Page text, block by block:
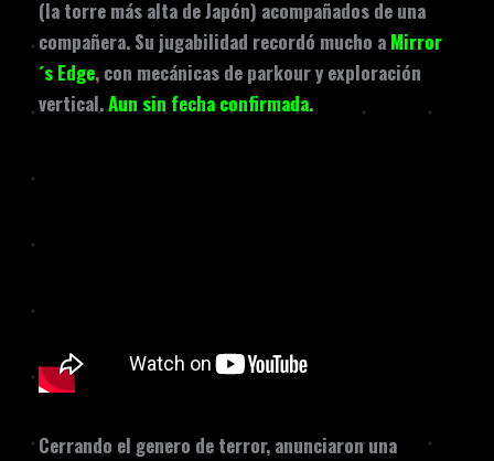
(la torre más alta de Japón) acompañados de una
compañera. Su jugabilidad recordó mucho a Mirror
´s Edge, con mecánicas de parkour y exploración
vertical.Aun sin fecha confirmada.
Cerrando el genero de terror, anunciaron una